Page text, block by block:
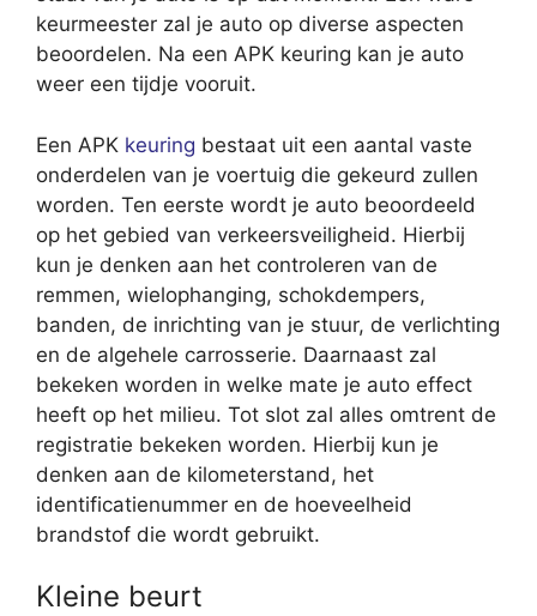
keurmeester zal je auto op diverse aspecten
beoordelen. Na een APK keuring kan je auto
weer een tijdje vooruit.
Een APK keuring bestaat uit een aantal vaste
onderdelen van je voertuig die gekeurd zullen
worden. Ten eerste wordt je auto beoordeeld
op het gebied van verkeersveiligheid. Hierbij
kun je denken aan het controleren van de
remmen, wielophanging, schokdempers,
banden, de inrichting van je stuur, de verlichting
en de algehele carrosserie. Daarnaast zal
bekeken worden in welke mate je auto effect
heeft op het milieu. Tot slot zal alles omtrent de
registratie bekeken worden. Hierbij kun je
denken aan de kilometerstand, het
identificatienummer en de hoeveelheid
brandstof die wordt gebruikt.
Kleine beurt